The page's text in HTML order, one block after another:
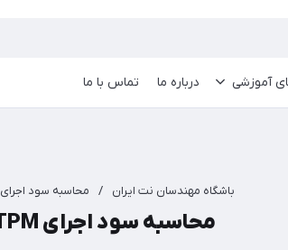
آموزشی درباره ما تماس با ما
باشگاه مهندسان نت ایران / محاسبه سود اجرای TPM
محاسبه سود اجرای TPM